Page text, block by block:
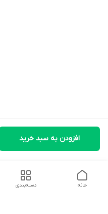
افزودن به سبد خرید
دسته‌بندی خانه